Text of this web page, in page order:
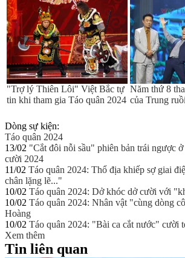
"Trợ lý Thiên Lôi" Việt Bắc tự
tin khi tham gia Táo quân 2024
Năm thứ 8
của Trung
Dòng sự kiện:
Táo quân 2024
13/02 "Cắt đôi nỗi sầu" phiên bản trái ngược
cười 2024
11/02 Táo quân 2024: Thổ địa khiếp sợ giai
chân lặng lẽ..."
10/02 Táo quân 2024: Dở khóc dở cười với
10/02 Táo quân 2024: Nhân vật "cùng dòng
Hoàng
10/02 Táo quân 2024: "Bài ca cắt nước" cười
Xem thêm
Tin liên quan